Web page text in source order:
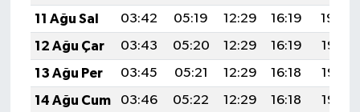
11 Ağu Sal
03:42 05:19 12:29 16:19
19:30
12 Ağu Çar
03:43 05:20 12:29 16:19
19:28
13 Ağu Per
03:45 05:21 12:29 16:18
19:27
14 Ağu Cum
03:46 05:22 12:29 16:18
19:26